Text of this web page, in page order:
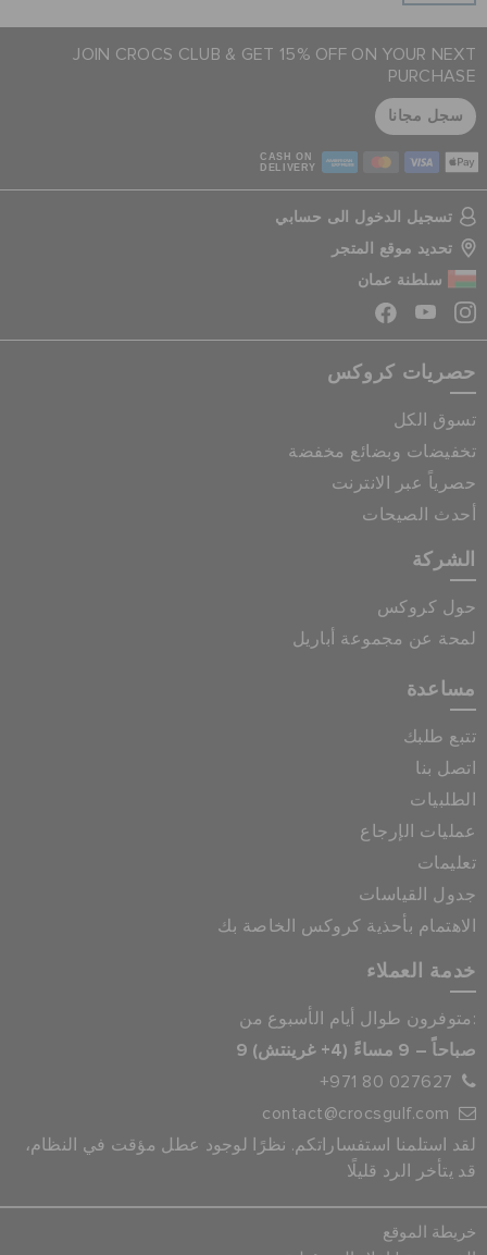
JOIN CROCS CLUB & GET 15% OFF ON YOUR NEXT
PURCHASE
سجل مجانا
CASH ON
DELIVERY
تسجيل الدخول الى حسابي
تحديد موقع المتجر
سلطنة عمان
حصريات كروكس
تسوق الكل
تخفيضات وبضائع مخفضة
حصرياً عبر الانترنت
أحدث الصيحات
الشركة
حول كروكس
لمحة عن مجموعة أباريل
مساعدة
تتبع طلبك
اتصل بنا
الطلبيات
عمليات الإرجاع
تعليمات
جدول القياسات
الاهتمام بأحذية كروكس الخاصة بك
خدمة العملاء
متوفرون طوال أيام الأسبوع من:
9 صباحاً – 9 مساءً (4+ غرينتش)
+971 80 027627
contact@crocsgulf.com
لقد استلمنا استفساراتكم. نظرًا لوجود عطل مؤقت في النظام،
قد يتأخر الرد قليلًا
خريطة الموقع